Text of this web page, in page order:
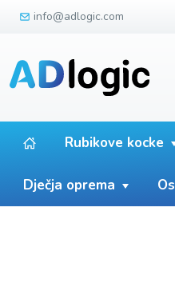
info@adlogic.com
Rubikove kocke
Dječja oprema